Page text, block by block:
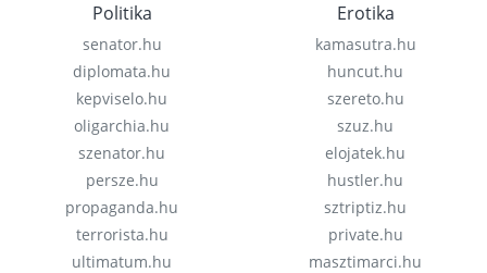
Politika
senator.hu
diplomata.hu
kepviselo.hu
oligarchia.hu
szenator.hu
persze.hu
propaganda.hu
terrorista.hu
ultimatum.hu
Erotika
kamasutra.hu
huncut.hu
szereto.hu
szuz.hu
elojatek.hu
hustler.hu
sztriptiz.hu
private.hu
masztimarci.hu